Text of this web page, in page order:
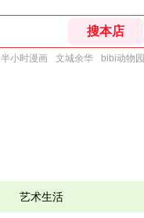
半小时漫画 文城余华 bibi动物园
艺术生活